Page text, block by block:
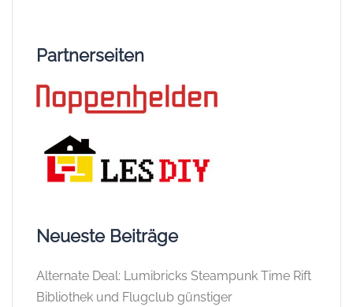
Partnerseiten
Neueste Beiträge
Alternate Deal: Lumibricks Steampunk Time Rift
Bibliothek und Flugclub günstiger